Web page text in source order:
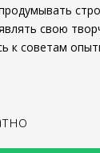
свою
к советам